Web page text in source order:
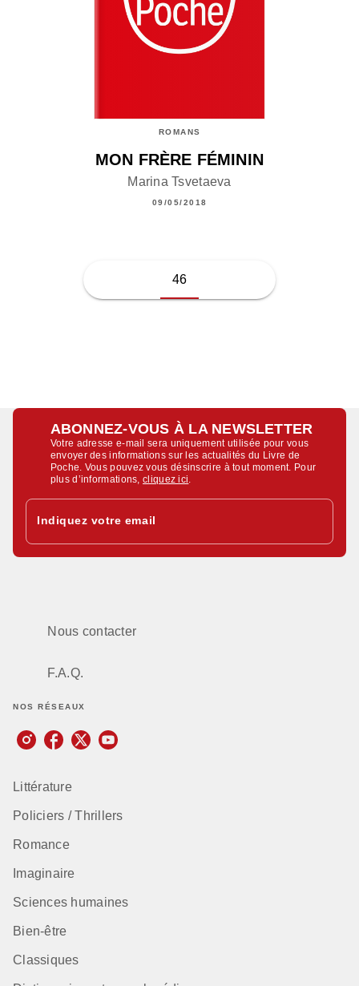
ROMANS
MON FRÈRE FÉMININ
Marina Tsvetaeva
09/05/2018
46
ABONNEZ-VOUS À LA NEWSLETTER
Votre adresse e-mail sera uniquement utilisée pour vous
envoyer des informations sur les actualités du Livre de
Poche. Vous pouvez vous désinscrire à tout moment. Pour
plus d’informations,cliquez ici
Indiquez votre email
Nous contacter
F.A.Q.
NOS RÉSEAUX
Littérature
Policiers / Thrillers
Romance
Imaginaire
Sciences humaines
Bien-être
Classiques